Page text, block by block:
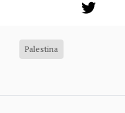
Palestina